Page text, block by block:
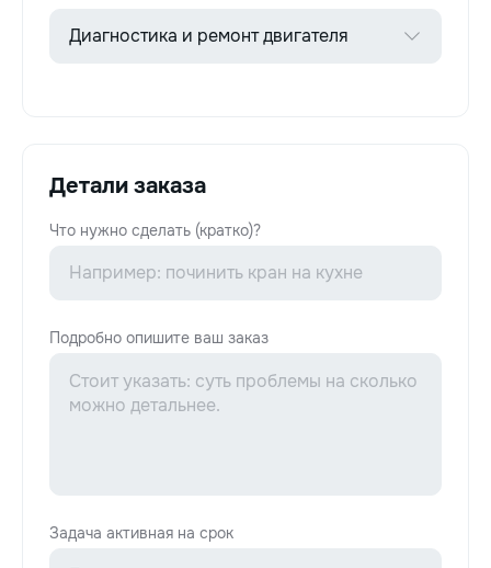
Детали заказа
Что нужно сделать (кратко)?
Подробно опишите ваш заказ
Задача активная на срок